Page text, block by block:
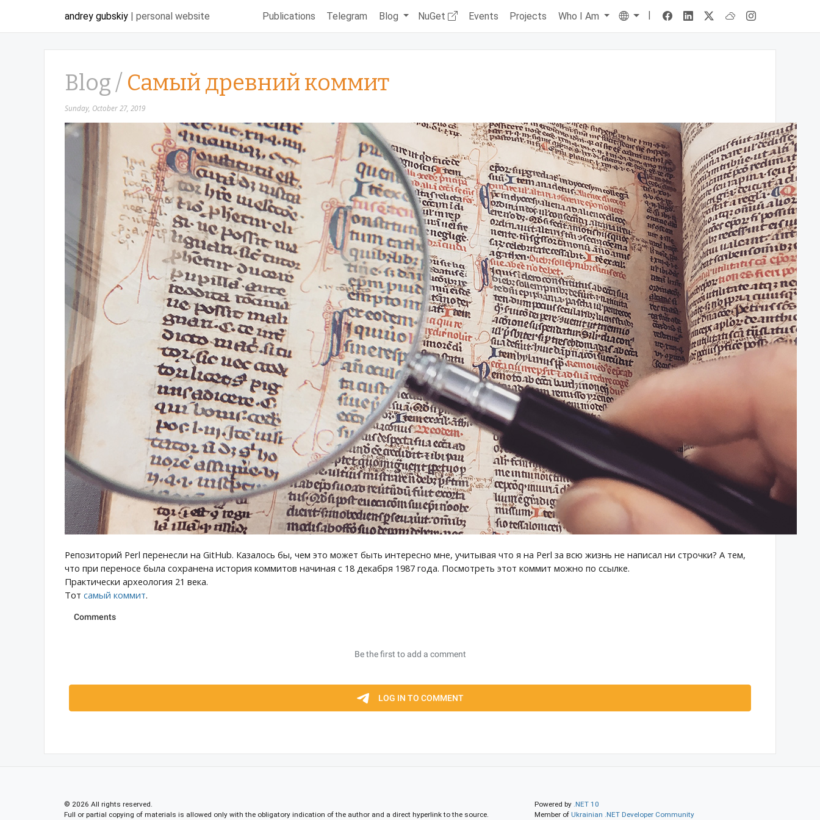
andrey gubskiy | personal website Publications Telegram Blog NuGet Events Projects Who I Am Language
|
Blog / Самый древний коммит
Sunday, October 27, 2019
Репозиторий Perl перенесли на GitHub. Казалось бы, чем это может быть интересно мне, учитывая что я на Perl за всю жизнь не написал ни строчки? А тем,
что при переносе была сохранена история коммитов начиная с 18 декабря 1987 года. Посмотреть этот коммит можно по ссылке.
Практически археология 21 века.
Тот самый коммит.
© 2026 All rights reserved.
Full or partial copying of materials is allowed only with the obligatory indication of the author and a direct hyperlink to the source.
Powered by .NET 10
Member of Ukrainian .NET Developer Community